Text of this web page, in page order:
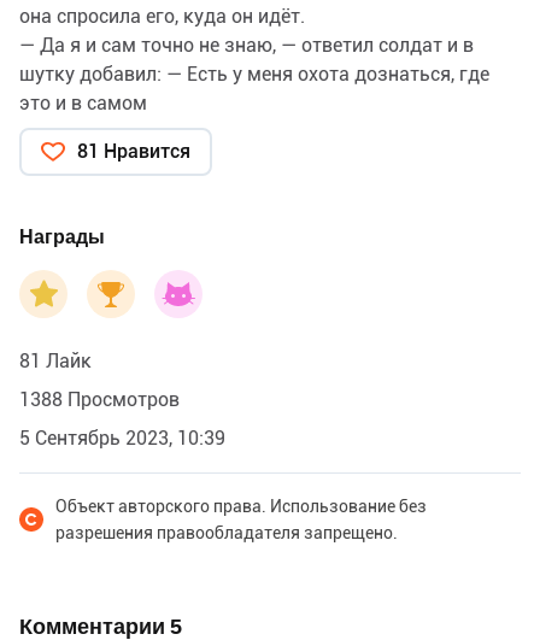
она спросила его, куда он идёт.
— Да я и сам точно не знаю, — ответил солдат и в
шутку добавил: — Есть у меня охота дознаться, где
это и в самом
деле королевны свои туфли во время танцев
стаптывают, — вот, может, я и королём сделаюсь.
будто крепко спишь.
Затем она дала ему небольшой плащ и сказала:
— Если ты наденешь его, то станешь невидимкой и
королевнами.
81 Нравится
Награды
81 Лайк
1388 Просмотров
5 Сентябрь 2023, 10:39
Объект авторского права. Использование без
разрешения правообладателя запрещено.
Комментарии 5